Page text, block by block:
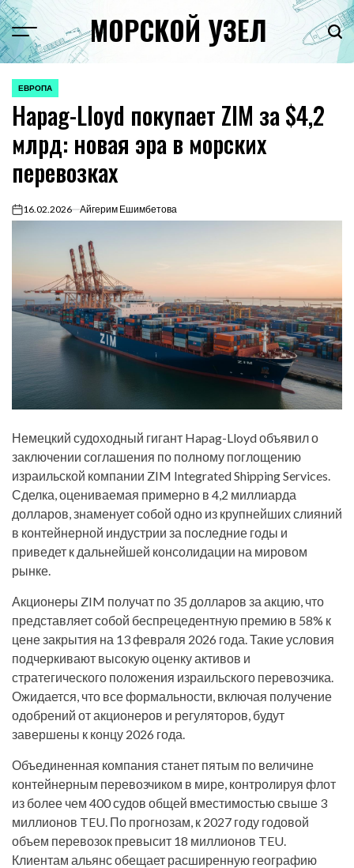
Перейти
к
содержимому
Menu МОРСКОЙ УЗЕЛ
ОПУБЛИКОВАНО
В
ЕВРОПА
Hapag-Lloyd покупает ZIM за $4,2
млрд: новая эра в морских
перевозках
on16.02.2026 Айгерим Ешимбетова
Немецкий судоходный гигант Hapag-Lloyd объявил о
заключении соглашения по полному поглощению
израильской компании ZIM Integrated Shipping Services.
Сделка, оцениваемая примерно в 4,2 миллиарда
долларов, знаменует собой одно из крупнейших слияний
в контейнерной индустрии за последние годы и
приведет к дальнейшей консолидации на мировом
рынке.
Акционеры ZIM получат по 35 долларов за акцию, что
представляет собой беспрецедентную премию в 58% к
цене закрытия на 13 февраля 2026 года. Такие условия
подчеркивают высокую оценку активов и
стратегического положения израильского перевозчика.
Ожидается, что все формальности, включая получение
одобрений от акционеров и регуляторов, будут
завершены к концу 2026 года.
Объединенная компания станет пятым по величине
контейнерным перевозчиком в мире, контролируя флот
из более чем 400 судов общей вместимостью свыше 3
миллионов TEU. По прогнозам, к 2027 году годовой
объем перевозок превысит 18 миллионов TEU.
Клиентам альянс обещает расширенную географию